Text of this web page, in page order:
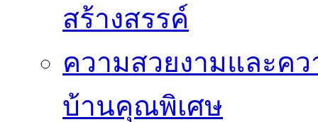
สร้างสรรค์
ความสวยงามและค
บ้านคุณพิเศษ